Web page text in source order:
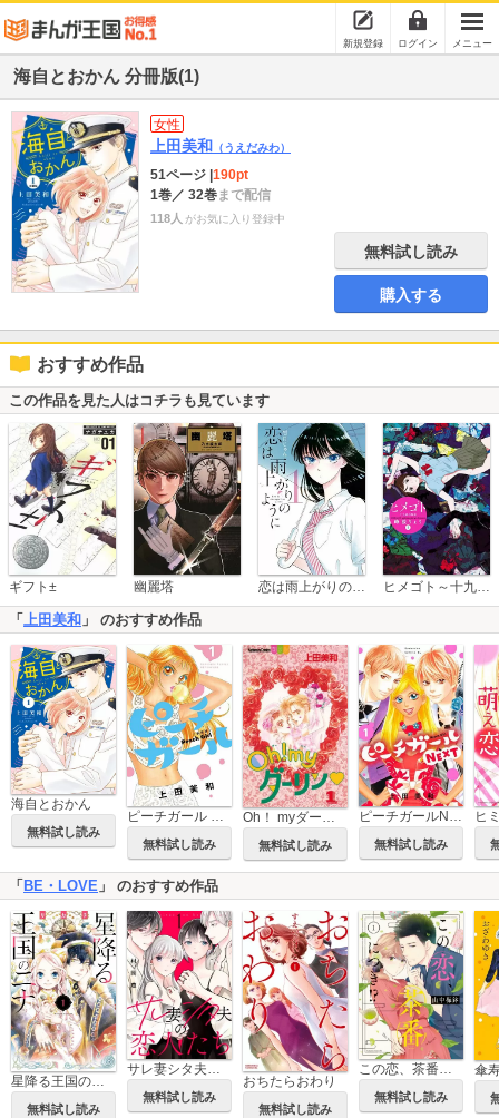
新規登録 ログイン メニュー
海自とおかん 分冊版(1)
女性
上田美和 （うえだみわ）
51ページ 190pt
1巻／ 32巻まで配信
118人 がお気に入り登録中
無料試し読み
購入する
おすすめ作品
この作品を見た人はコチラも見ています
ギフト± 幽麗塔 恋は雨上がりのように ヒメゴト～十九歳の制服～
「 上田美和 」 のおすすめ作品
海自とおかん
無料試し読み
ピーチガール 新装版
無料試し読み 無料試し読み
ピーチガールNEXT
無料試し読み
「BE・LOVE 」 のおすすめ作品
星降る王国のニナ
無料試し読み
サレ妻シタ夫の恋人たち
無料試し読み
おちたらおわり
無料試し読み
この恋、茶番につき!?
無料試し読み
傘